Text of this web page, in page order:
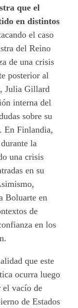
que el
en distintos
el caso
del Reino
de una crisis
posterior al
Julia Gillard
interna del
sobre su
En Finlandia,
la
una crisis
en su
Boluarte en
de
en los
que este
ocurra luego
el vacío de
de Estados